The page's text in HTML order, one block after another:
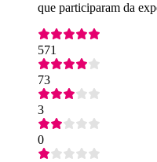
que participaram da
571
73
3
0